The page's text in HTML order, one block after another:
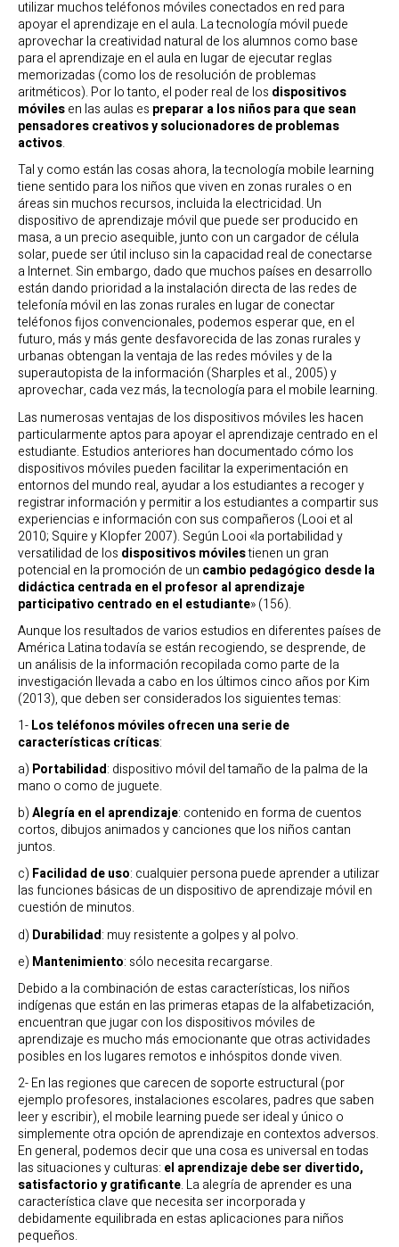
utilizar muchos teléfonos móviles conectados en red para
apoyar el aprendizaje en el aula. La tecnología móvil puede
aprovechar la creatividad natural de los alumnos como base
para el aprendizaje en el aula en lugar de ejecutar reglas
memorizadas (como los de resolución de problemas
aritméticos). Por lo tanto, el poder real de los dispositivos
móvilesen las aulas es preparar a los niños para que sean
pensadores creativos y solucionadores de problemas
activos.
Tal y como están las cosas ahora, la tecnología mobile learning
tiene sentido para los niños que viven en zonas rurales o en
áreas sin muchos recursos, incluida la electricidad. Un
dispositivo de aprendizaje móvil que puede ser producido en
masa, a un precio asequible, junto con un cargador de célula
solar, puede ser útil incluso sin la capacidad real de conectarse
a Internet. Sin embargo, dado que muchos países en desarrollo
están dando prioridad a la instalación directa de las redes de
telefonía móvil en las zonas rurales en lugar de conectar
teléfonos fijos convencionales, podemos esperar que, en el
futuro, más y más gente desfavorecida de las zonas rurales y
urbanas obtengan la ventaja de las redes móviles y de la
superautopista de la información (Sharples et al., 2005) y
aprovechar, cada vez más, la tecnología para el mobile learning.
Las numerosas ventajas de los dispositivos móviles les hacen
particularmente aptos para apoyar el aprendizaje centrado en el
estudiante. Estudios anteriores han documentado cómo los
dispositivos móviles pueden facilitar la experimentación en
entornos del mundo real, ayudar a los estudiantes a recoger y
registrar información y permitir a los estudiantes a compartir sus
experiencias e información con sus compañeros (Looi et al
2010; Squire y Klopfer 2007). Según Looi «la portabilidad y
versatilidad de los dispositivos móvilestienen un gran
potencial en la promoción de un cambio pedagógico desde la
didáctica centrada en el profesor al aprendizaje
participativo centrado en el estudiante» (156).
Aunque los resultados de varios estudios en diferentes países de
América Latina todavía se están recogiendo, se desprende, de
un análisis de la información recopilada como parte de la
investigación llevada a cabo en los últimos cinco años por Kim
(2013), que deben ser considerados los siguientes temas:
1-Los teléfonos móviles ofrecen una serie de
características críticas:
a) Portabilidad: dispositivo móvil del tamaño de la palma de la
mano o como de juguete.
b)Alegría en el aprendizaje: contenido en forma de cuentos
cortos, dibujos animados y canciones que los niños cantan
juntos.
c) Facilidad de uso: cualquier persona puede aprender a utilizar
las funciones básicas de un dispositivo de aprendizaje móvil en
cuestión de minutos.
d) Durabilidad: muy resistente a golpes y al polvo.
e) Mantenimiento: sólo necesita recargarse.
Debido a la combinación de estas características, los niños
indígenas que están en las primeras etapas de la alfabetización,
encuentran que jugar con los dispositivos móviles de
aprendizaje es mucho más emocionante que otras actividades
posibles en los lugares remotos e inhóspitos donde viven.
2- En las regiones que carecen de soporte estructural (por
ejemplo profesores, instalaciones escolares, padres que saben
leer y escribir), el mobile learning puede ser ideal y único o
simplemente otra opción de aprendizaje en contextos adversos.
En general, podemos decir que una cosa es universal en todas
las situaciones y culturas: el aprendizaje debe ser divertido,
satisfactorio y gratificante. La alegría de aprender es una
característica clave que necesita ser incorporada y
debidamente equilibrada en estas aplicaciones para niños
pequeños.